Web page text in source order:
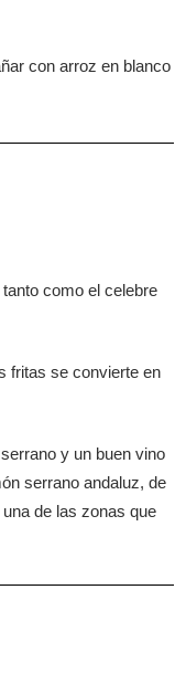
con arroz en blanco
como el celebre
fritas se convierte en
y un buen vino
serrano andaluz, de
de las zonas que